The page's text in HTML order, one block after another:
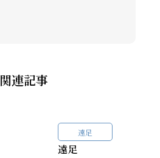
関連記事
遠足
遠足